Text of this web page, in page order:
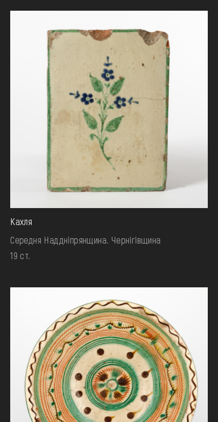
Кахля
Середня Наддніпрянщина. Чернігівщина
19 ст.